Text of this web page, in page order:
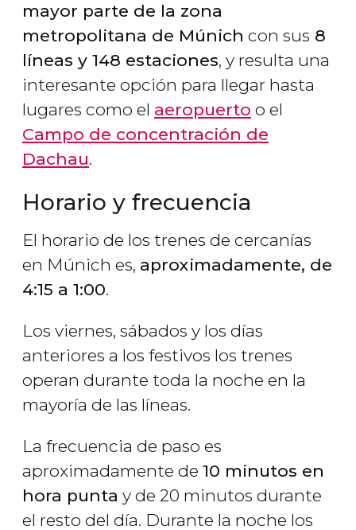
mayor parte de la zona
metropolitana de Múnich con sus 8
líneas y 148 estaciones, y resulta una
interesante opción para llegar hasta
lugares como el aeropuerto o el
Campo de concentración de
Dachau.
Horario y frecuencia
El horario de los trenes de cercanías
en Múnich es, aproximadamente, de
4:15 a 1:00.
Los viernes, sábados y los días
anteriores a los festivos los trenes
operan durante toda la noche en la
mayoría de las líneas.
La frecuencia de paso es
aproximadamente de 10 minutos en
hora punta y de 20 minutos durante
el resto del día. Durante la noche los